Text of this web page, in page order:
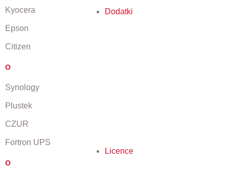
Dodatki
Licence
Kyocera
Epson
Citizen
O
Synology
Plustek
CZUR
Fortron UPS
O